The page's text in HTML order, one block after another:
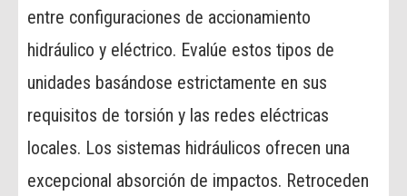
entre configuraciones de accionamiento
hidráulico y eléctrico. Evalúe estos tipos de
unidades basándose estrictamente en sus
requisitos de torsión y las redes eléctricas
locales. Los sistemas hidráulicos ofrecen una
excepcional absorción de impactos. Retroceden